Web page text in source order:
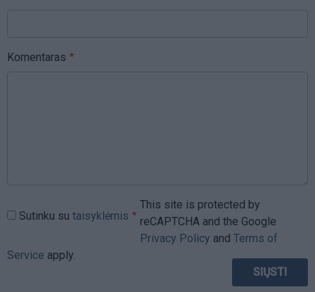
Komentaras
Sutinku su taisyklėmis
This site is protected by
reCAPTCHA and the Google
Privacy Policy and Terms of
Service apply.